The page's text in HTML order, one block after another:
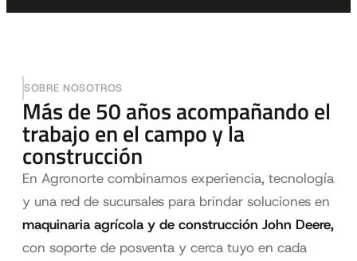
SOBRE NOSOTROS
Más de 50 años acompañando el
trabajo en el campo y la
construcción
En Agronorte combinamos experiencia, tecnología
y una red de sucursales para brindar soluciones en
maquinaria agrícola y de construcción John Deere,
con soporte de posventa y cerca tuyo en cada